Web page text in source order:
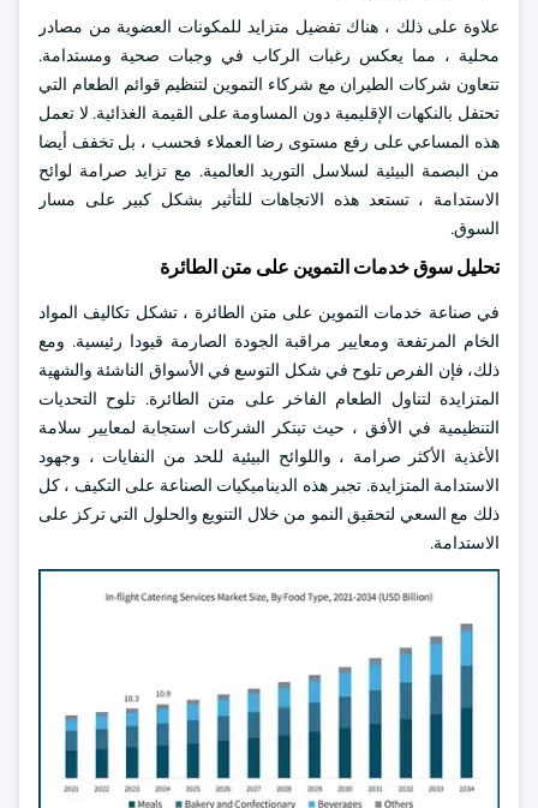
علاوة على ذلك ، هناك تفضيل متزايد للمكونات العضوية من مصادر
محلية ، مما يعكس رغبات الركاب في وجبات صحية ومستدامة.
تتعاون شركات الطيران مع شركاء التموين لتنظيم قوائم الطعام التي
تحتفل بالنكهات الإقليمية دون المساومة على القيمة الغذائية. لا تعمل
هذه المساعي على رفع مستوى رضا العملاء فحسب ، بل تخفف أيضا
من البصمة البيئية لسلاسل التوريد العالمية. مع تزايد صرامة لوائح
الاستدامة ، تستعد هذه الاتجاهات للتأثير بشكل كبير على مسار
السوق.
تحليل سوق خدمات التموين على متن الطائرة
في صناعة خدمات التموين على متن الطائرة ، تشكل تكاليف المواد
الخام المرتفعة ومعايير مراقبة الجودة الصارمة قيودا رئيسية. ومع
ذلك، فإن الفرص تلوح في شكل التوسع في الأسواق الناشئة والشهية
المتزايدة لتناول الطعام الفاخر على متن الطائرة. تلوح التحديات
التنظيمية في الأفق ، حيث تبتكر الشركات استجابة لمعايير سلامة
الأغذية الأكثر صرامة ، واللوائح البيئية للحد من النفايات ، وجهود
الاستدامة المتزايدة. تجبر هذه الديناميكيات الصناعة على التكيف ، كل
ذلك مع السعي لتحقيق النمو من خلال التنويع والحلول التي تركز على
الاستدامة.